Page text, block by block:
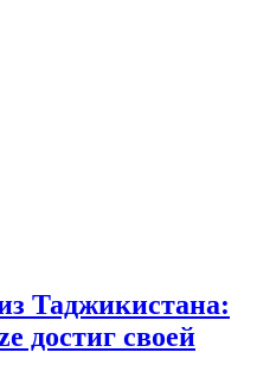
Таджикистана:
достиг своей